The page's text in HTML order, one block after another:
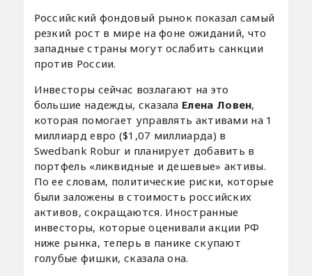
Российский фондовый рынок показал самый
резкий рост в мире на фоне ожиданий, что
западные страны могут ослабить санкции
против России.
Инвесторы сейчас возлагают на это
большие надежды, сказала Елена Ловен,
которая помогает управлять активами на 1
миллиард евро ($1,07 миллиарда) в
Swedbank Robur и планирует добавить в
портфель «ликвидные и дешевые» активы.
По ее словам, политические риски, которые
были заложены в стоимость российских
активов, сокращаются. Иностранные
инвесторы, которые оценивали акции РФ
ниже рынка, теперь в панике скупают
голубые фишки, сказала она.